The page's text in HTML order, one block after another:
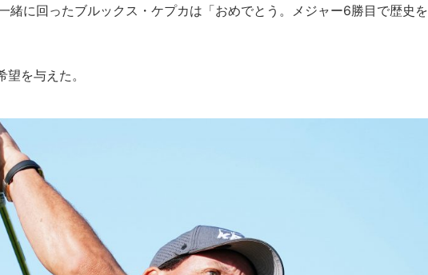
緒に回ったブルックス・ケプカは「おめでとう。メジャー6勝目で歴史を
を与えた。